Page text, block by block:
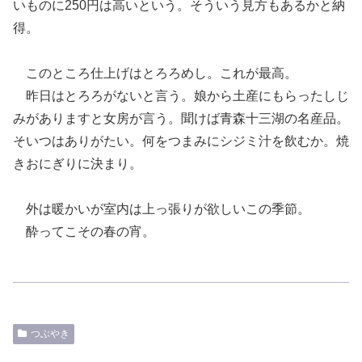
いものに250円は高いという。そういう見方もあるかと納
得。
このところ仕上げはとろろめし。これが最高。
昨日はとろろがないと言う。娘から土産にもらったしじ
みがありますと女房が言う。聞けば青森十三湖の名産品。
そいつはありがたい。何をつまみにシジミ汁を飲むか。焼
きおにぎりに決まり。
外は暖かいが室内は上っ張りが欲しいこの季節。
酔ってこその春の宵。
つぶやき